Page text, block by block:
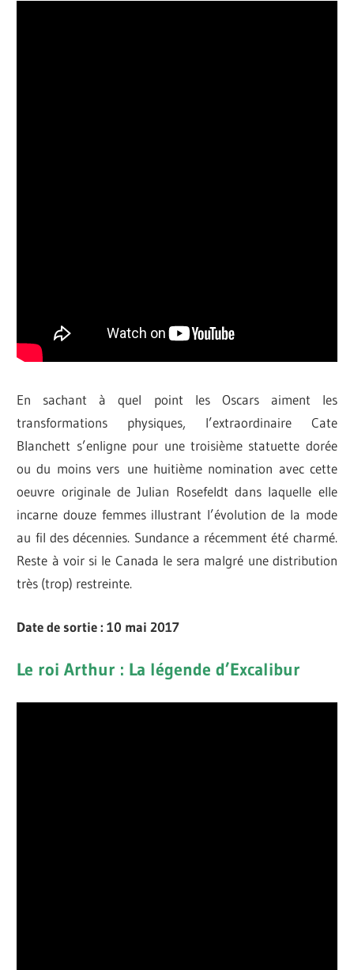
En sachant à quel point les Oscars aiment les
transformations physiques, l’extraordinaire Cate
Blanchett s’enligne pour une troisième statuette dorée
ou du moins vers une huitième nomination avec cette
oeuvre originale de Julian Rosefeldt dans laquelle elle
incarne douze femmes illustrant l’évolution de la mode
au fil des décennies. Sundance a récemment été charmé.
Reste à voir si le Canada le sera malgré une distribution
très (trop) restreinte.
Date de sortie : 10 mai 2017
Le roi Arthur : La légende d’Excalibur